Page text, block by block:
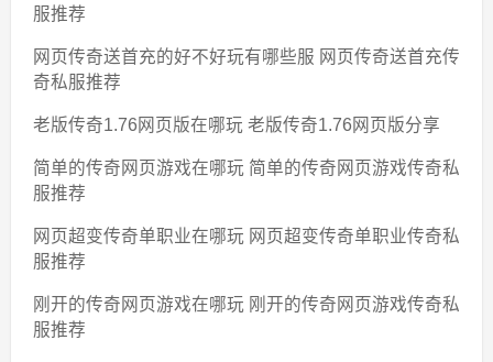
服推荐
网页传奇送首充的好不好玩有哪些服 网页传奇送首充传
奇私服推荐
老版传奇1.76网页版在哪玩 老版传奇1.76网页版分享
简单的传奇网页游戏在哪玩 简单的传奇网页游戏传奇私
服推荐
网页超变传奇单职业在哪玩 网页超变传奇单职业传奇私
服推荐
刚开的传奇网页游戏在哪玩 刚开的传奇网页游戏传奇私
服推荐